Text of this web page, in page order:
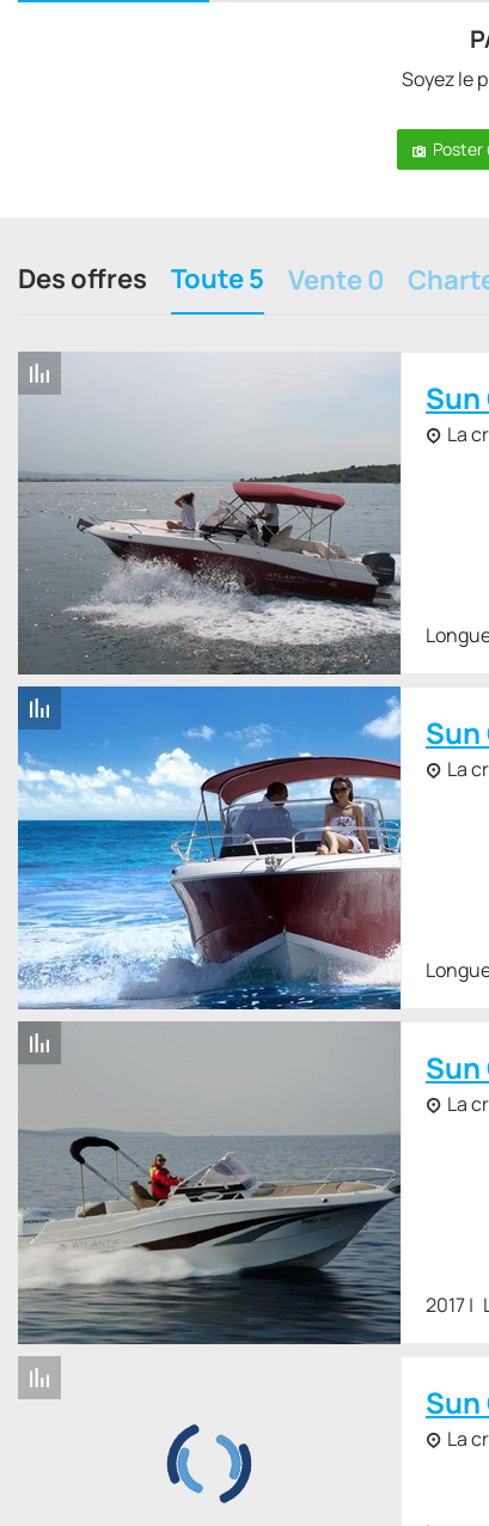
Soyez le
Poster
Des offres Toute 5 Vente 0
La
La
La
2017
La